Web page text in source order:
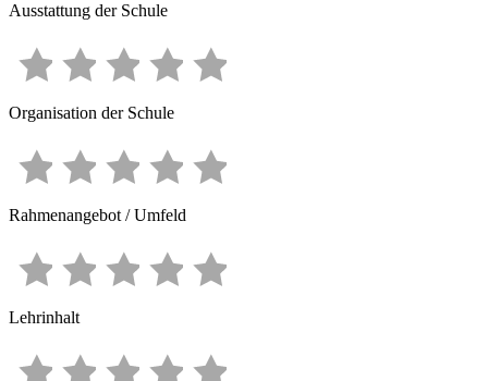
Ausstattung der Schule
Organisation der Schule
Rahmenangebot / Umfeld
Lehrinhalt